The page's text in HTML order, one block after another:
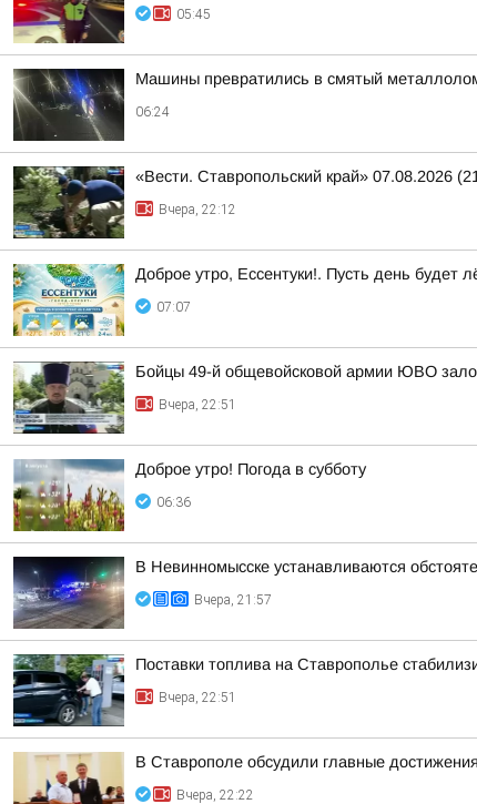
05:45
Машины превратились в смятый
06:24
«Вести. Ставропольский край» 07.08.2026
Вчера, 22:12
Доброе утро, Ессентуки!. Пусть день будет
07:07
Бойцы 49-й общевойсковой армии ЮВО
Вчера, 22:51
Доброе утро! Погода в субботу
06:36
В Невинномысске устанавливаются
Вчера, 21:57
Поставки топлива на Ставрополье
Вчера, 22:51
В Ставрополе обсудили главные
Вчера, 22:22